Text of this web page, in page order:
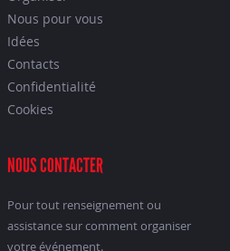
Nous pour vous
Idées
Contacts
Confidentialité
Cookies
NOUS CONTACTER
Pour tout renseignement ou
assistance sur comment organiser
votre événement.